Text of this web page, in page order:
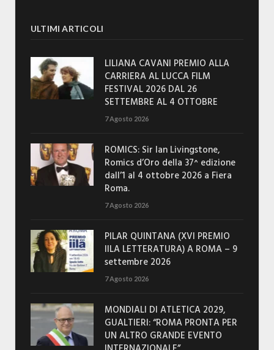
ULTIMI ARTICOLI
LILIANA CAVANI PREMIO ALLA
CARRIERA AL LUCCA FILM
FESTIVAL 2026 DAL 26
SETTEMBRE AL 4 OTTOBRE
7 Agosto 2026
ROMICS: Sir Ian Livingstone,
Romics d’Oro della 37^ edizione
dall’1 al 4 ottobre 2026 a Fiera
Roma.
7 Agosto 2026
PILAR QUINTANA (XVI PREMIO
IILA LETTERATURA) A ROMA – 9
settembre 2026
7 Agosto 2026
MONDIALI DI ATLETICA 2029,
GUALTIERI: “ROMA PRONTA PER
UN ALTRO GRANDE EVENTO